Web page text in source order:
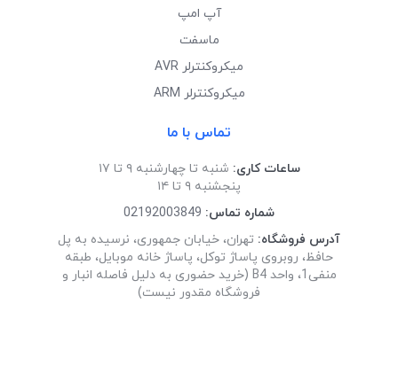
آپ امپ
ماسفت
میکروکنترلر AVR
میکروکنترلر ARM
تماس با ما
ساعات کاری: شنبه تا چهارشنبه ۹ تا ۱۷
پنجشنبه ۹ تا ۱۴
شماره تماس: 02192003849
آدرس فروشگاه: تهران، خیابان جمهوری، نرسیده به پل
حافظ، روبروی پاساژ توکل، پاساژ خانه موبایل، طبقه
منفی1، واحد B4 (خرید حضوری به دلیل فاصله انبار و
فروشگاه مقدور نیست)